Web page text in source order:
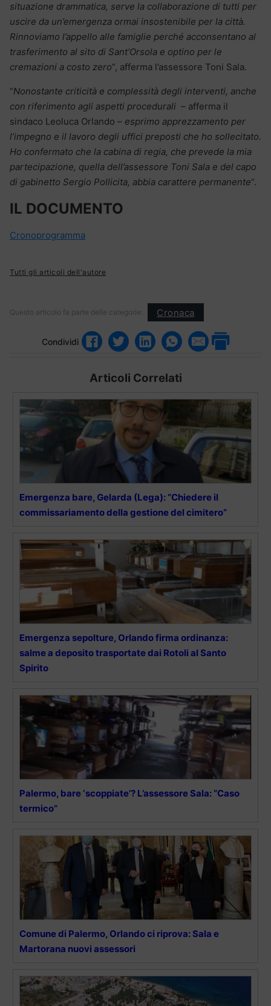
situazione drammatica, serve la collaborazione di tutti per
uscire da un’emergenza ormai insostenibile per la città.
Rinnoviamo l’appello alle famiglie perché acconsentano al
trasferimento al sito di Sant’Orsola e optino per le
cremazioni a costo zero“, afferma l’assessore Toni Sala.
“Nonostante criticità e complessità degli interventi, anche
con riferimento agli aspetti procedurali – afferma il
sindaco Leoluca Orlando – esprimo apprezzamento per
l’impegno e il lavoro degli uffici preposti che ho sollecitato.
Ho confermato che la cabina di regia, che prevede la mia
partecipazione, quella dell’assessore Toni Sala e del capo
di gabinetto Sergio Pollicita, abbia carattere permanente“.
IL DOCUMENTO
Cronoprogramma
Tutti gli articoli dell'autore
Questo articolo fa parte delle categorie: Cronaca
Condividi
Articoli Correlati
Emergenza bare, Gelarda (Lega): “Chiedere il
commissariamento della gestione del cimitero”
Emergenza sepolture, Orlando firma ordinanza:
salme a deposito trasportate dai Rotoli al Santo
Spirito
Palermo, bare ‘scoppiate’? L’assessore Sala: “Caso
termico”
Comune di Palermo, Orlando ci riprova: Sala e
Martorana nuovi assessori